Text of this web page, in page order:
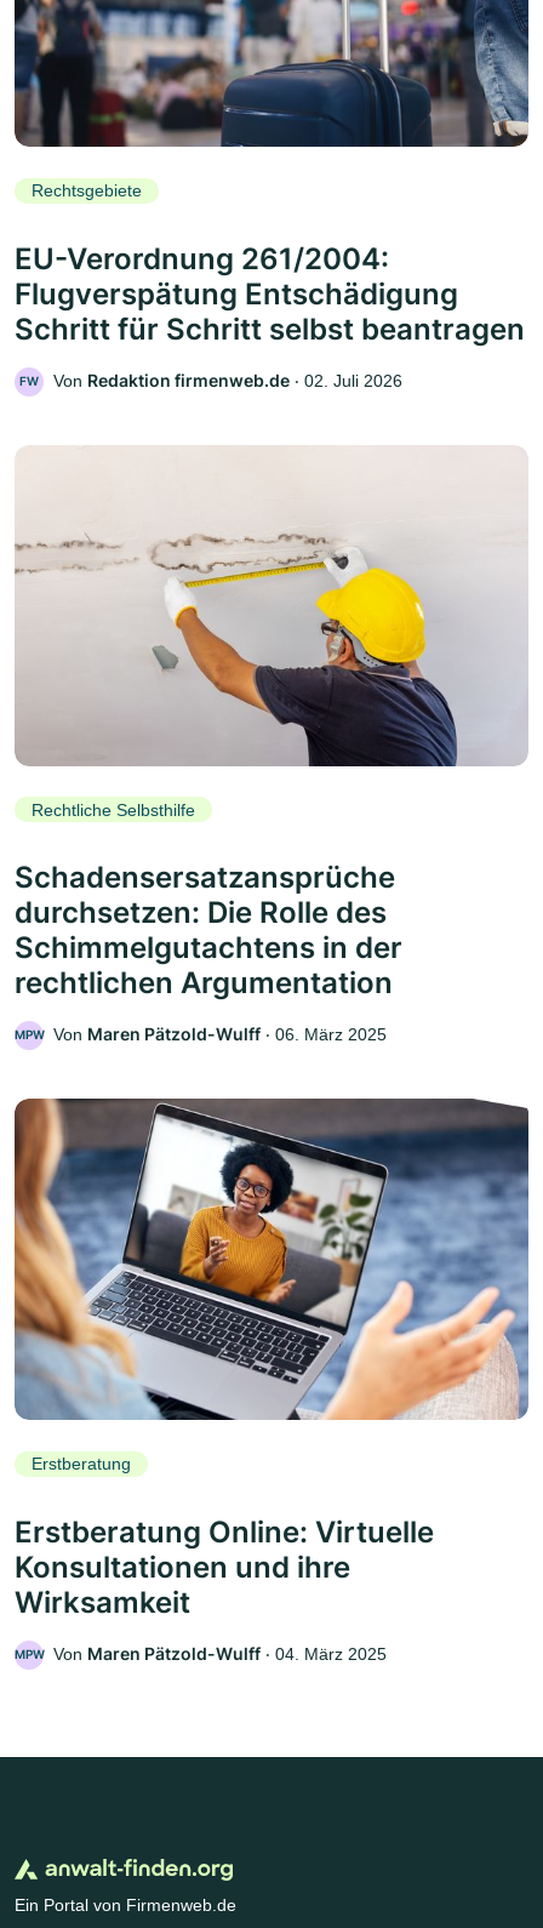
Rechtsgebiete
EU-Verordnung 261/2004:
Flugverspätung Entschädigung
Schritt für Schritt selbst beantragen
FW Von Redaktion firmenweb.de ‧ 02. Juli 2026
Rechtliche Selbsthilfe
Schadensersatzansprüche
durchsetzen: Die Rolle des
Schimmelgutachtens in der
rechtlichen Argumentation
MPW Von Maren Pätzold-Wulff ‧ 06. März 2025
Erstberatung
Erstberatung Online: Virtuelle
Konsultationen und ihre
Wirksamkeit
MPW Von Maren Pätzold-Wulff ‧ 04. März 2025
Ein Portal von Firmenweb.de